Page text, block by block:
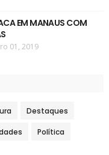
EM MANAUS COM
01, 2019
Destaques
Política